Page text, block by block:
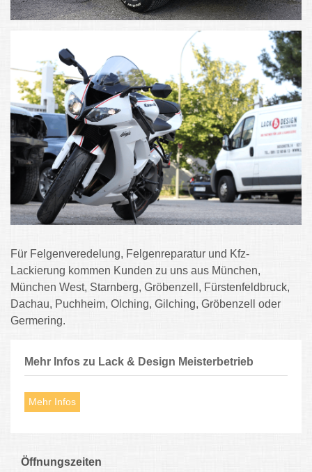
Für Felgenveredelung, Felgenreparatur und Kfz-
Lackierung kommen Kunden zu uns aus München,
München West, Starnberg, Gröbenzell, Fürstenfeldbruck,
Dachau, Puchheim, Olching, Gilching, Gröbenzell oder
Germering.
Mehr Infos zu Lack & Design Meisterbetrieb
Mehr Infos
Öffnungszeiten